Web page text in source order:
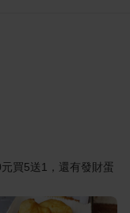
買5送1，還有發財蛋